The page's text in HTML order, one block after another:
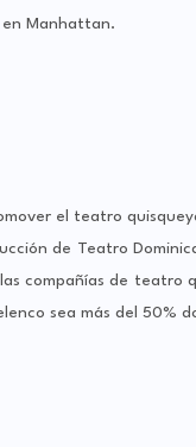
en Manhattan.
el teatro
de Teatro
compañías de teatro
sea más del 50%